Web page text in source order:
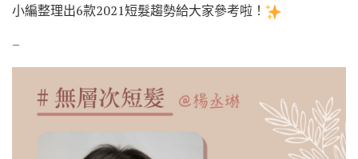
小編整理出6款2021短髮趨勢給大家參考啦！
–